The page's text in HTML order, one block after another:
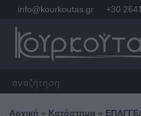
info@kourkoutas.gr +30
Αρχική » Κατάστημα »